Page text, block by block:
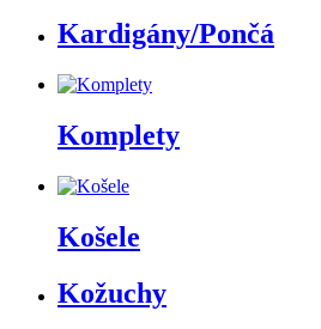
Kardigány/Pončá
Komplety
Košele
Kožuchy